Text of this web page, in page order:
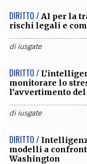
DIRITTO / AI per la
rischi legali e
diiusgate
DIRITTO /
monitorare lo
l’avvertimento
diiusgate
DIRITTO /
modelli a
Washington